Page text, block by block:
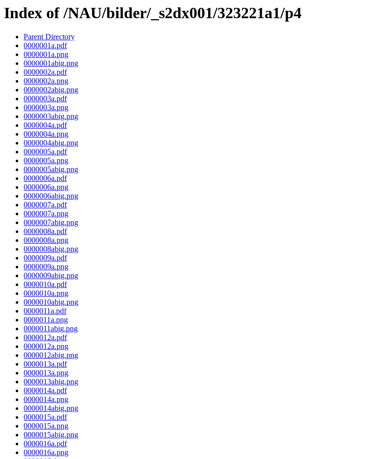
Index of /NAU/bilder/_s2dx001/323221a1/p4
Parent Directory
0000001a.pdf
0000001a.png
0000001abig.png
0000002a.pdf
0000002a.png
0000002abig.png
0000003a.pdf
0000003a.png
0000003abig.png
0000004a.pdf
0000004a.png
0000004abig.png
0000005a.pdf
0000005a.png
0000005abig.png
0000006a.pdf
0000006a.png
0000006abig.png
0000007a.pdf
0000007a.png
0000007abig.png
0000008a.pdf
0000008a.png
0000008abig.png
0000009a.pdf
0000009a.png
0000009abig.png
0000010a.pdf
0000010a.png
0000010abig.png
0000011a.pdf
0000011a.png
0000011abig.png
0000012a.pdf
0000012a.png
0000012abig.png
0000013a.pdf
0000013a.png
0000013abig.png
0000014a.pdf
0000014a.png
0000014abig.png
0000015a.pdf
0000015a.png
0000015abig.png
0000016a.pdf
0000016a.png